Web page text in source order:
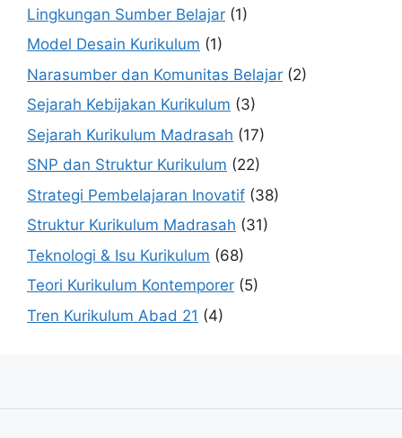
Lingkungan Sumber Belajar (1)
Model Desain Kurikulum (1)
Narasumber dan Komunitas Belajar (2)
Sejarah Kebijakan Kurikulum (3)
Sejarah Kurikulum Madrasah (17)
SNP dan Struktur Kurikulum (22)
Strategi Pembelajaran Inovatif (38)
Struktur Kurikulum Madrasah (31)
Teknologi & Isu Kurikulum (68)
Teori Kurikulum Kontemporer (5)
Tren Kurikulum Abad 21 (4)